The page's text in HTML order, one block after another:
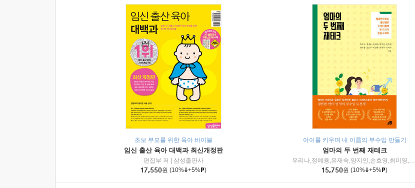
초보 부모를 위한 육아 바이블
임신 출산 육아 대백과 최신개정판
편집부 저
삼성출판사
17,550원 (10% +5% )
아이를 키우며 내 이름의 부수입 만들기
엄마의 두 번째 재테크
우리나,정예용,유재숙,양지인,손효영,최미영,조민주,이진현,차미숙,서미숙 저
15,750원 (10% +5% )